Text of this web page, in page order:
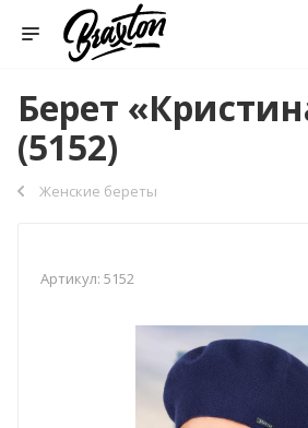
Берет
(5152)
Женские береты
Артикул: 5152